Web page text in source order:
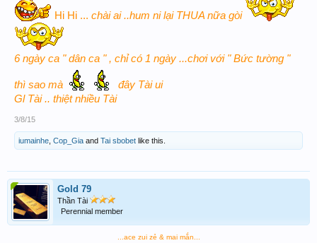
Hi Hi ... chài ai ..hum ni lại THUA nữa gòi
6 ngày ca " dân ca " , chỉ có 1 ngày ...chơi với " Bức tường "
thì sao mà
đây Tài ui
Gl Tài .. thiệt nhiều Tài
3/8/15
iumainhe Cop_Gia and Tai sbobet like this.
Gold 79
Thần Tài
Perennial member
...ace zui zẻ & mai mắn...